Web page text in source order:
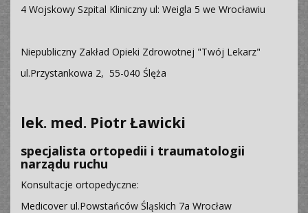
4 Wojskowy Szpital Kliniczny ul: Weigla 5 we Wrocławiu
Niepubliczny Zakład Opieki Zdrowotnej "Twój Lekarz"
ul.Przystankowa 2, 55-040 Ślęża
lek. med. Piotr Ławicki
specjalista ortopedii i traumatologii
narządu ruchu
Konsultacje ortopedyczne:
Medicover ul.Powstańców Śląskich 7a Wrocław